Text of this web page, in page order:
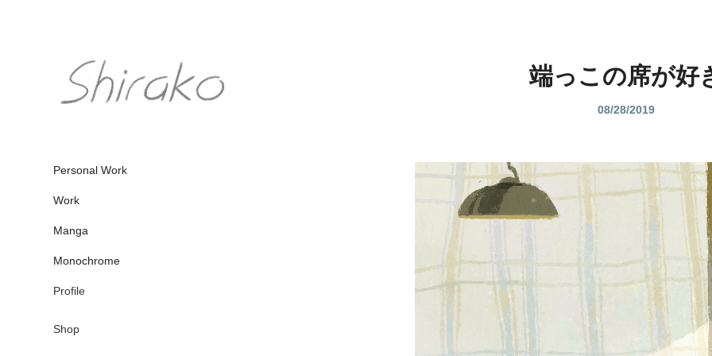
Personal Work
Work
Manga
Monochrome
Profile
Shop
端っこの席が好
08/28/2019